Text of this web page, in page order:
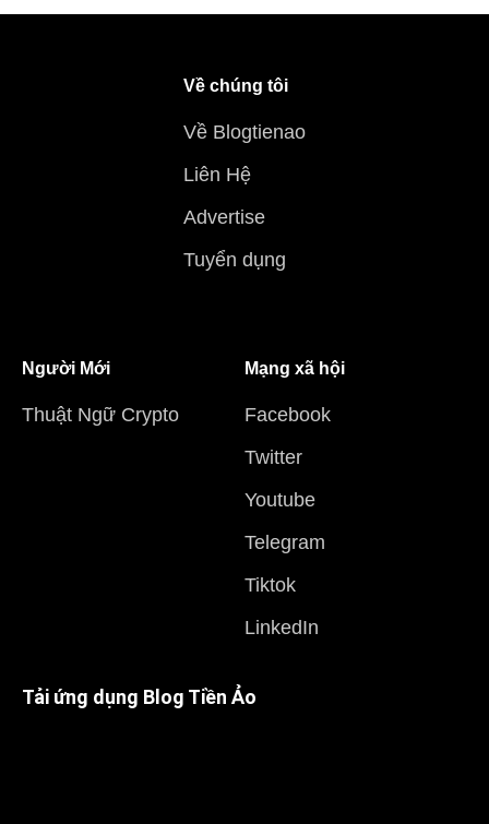
Về chúng tôi
Về Blogtienao
Liên Hệ
Advertise
Tuyển dụng
Người Mới
Thuật Ngữ Crypto
Mạng xã hội
Facebook
Twitter
Youtube
Telegram
Tiktok
LinkedIn
Tải ứng dụng Blog Tiền Ảo